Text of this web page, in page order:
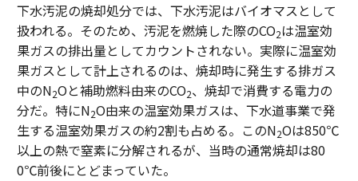
下水汚泥の焼却処分では、下水汚泥はバイオマスとして
扱われる。そのため、汚泥を燃焼した際のCO2は温室効
果ガスの排出量としてカウントされない。実際に温室効
果ガスとして計上されるのは、焼却時に発生する排ガス
中のN2Oと補助燃料由来のCO2、焼却で消費する電力の
分だ。特にN2O由来の温室効果ガスは、下水道事業で発
生する温室効果ガスの約2割も占める。このN2Oは850℃
以上の熱で窒素に分解されるが、当時の通常焼却は80
0℃前後にとどまっていた。